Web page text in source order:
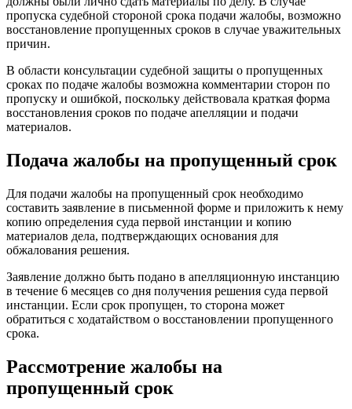
пропуска судебной стороной срока подачи жалобы, возможно
восстановление пропущенных сроков в случае уважительных
причин.
В области консультации судебной защиты о пропущенных
сроках по подаче жалобы возможна комментарии сторон по
пропуску и ошибкой, поскольку действовала краткая форма
восстановления сроков по подаче апелляции и подачи
материалов.
Подача жалобы на пропущенный срок
Для подачи жалобы на пропущенный срок необходимо
составить заявление в письменной форме и приложить к нему
копию определения суда первой инстанции и копию
материалов дела, подтверждающих основания для
обжалования решения.
Заявление должно быть подано в апелляционную инстанцию
в течение 6 месяцев со дня получения решения суда первой
инстанции. Если срок пропущен, то сторона может
обратиться с ходатайством о восстановлении пропущенного
срока.
Рассмотрение жалобы на
пропущенный срок